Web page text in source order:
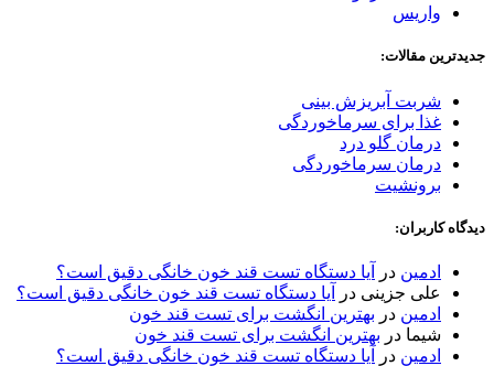
واریس
جدیدترین مقالات:
شربت آبریزش بینی
غذا برای سرماخوردگی
درمان گلو درد
درمان سرماخوردگی
برونشیت
دیدگاه کاربران:
ادمین در
آیا دستگاه تست قند خون خانگی دقیق است؟
علی جزینی در
آیا دستگاه تست قند خون خانگی دقیق است؟
ادمین در بهترین انگشت برای تست قند خون
شیما در بهترین انگشت برای تست قند خون
ادمین در آیا دستگاه تست قند خون خانگی دقیق است؟